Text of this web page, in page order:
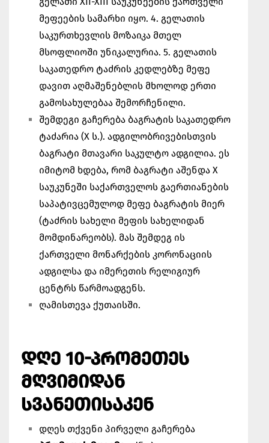
მეფეების სამარხი იყო. 4. გელათის
საკურთხევლის მოზაიკა მთელ
მსოფლიოში უნიკალურია. 5. გელათის
საკათედრო ტაძრის კედლებზე მეფე
დავით აღმაშენებლის მხოლოდ ერთი
გამოსახულებაა შემორჩენილი.
შემდეგი გაჩერება ბაგრატის საკათედრო
ტაძარია (X ს.). ადგილობრივებისთვის
ბაგრატი მთავარი საკულტო ადგილია. ეს
იმიტომ ხდება, რომ ბაგრატი აშენდა X
საუკუნეში საქართველოს გაერთიანების
საპატივცემულოდ მეფე ბაგრატის მიერ
(ტაძრის სახელი მეფის სახელიდან
მომდინარეობს). მას შემდეგ ის
ქართველი მონარქების კორონაციის
ადგილსა და იმერეთის რელიგიურ
ცენტრს წარმოადგენს.
ღამისთევა ქუთაისში.
ᲓᲦᲔ 10-ᲞᲠᲝᲛᲔᲗᲔᲡ
ᲛᲦᲕᲘᲛᲘᲓᲐᲜ
ᲡᲕᲐᲜᲔᲗᲘᲡᲐᲙᲔᲜ
დღეს თქვენი პირველი გაჩერება